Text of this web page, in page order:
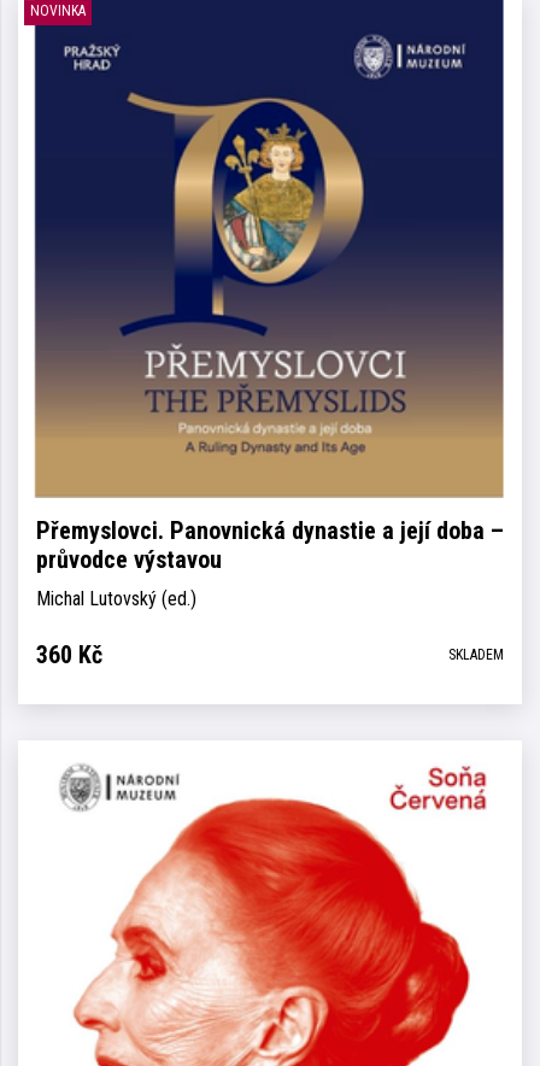
NOVINKA
Přemyslovci. Panovnická dynastie a její doba –
průvodce výstavou
Michal Lutovský (ed.)
360 Kč SKLADEM